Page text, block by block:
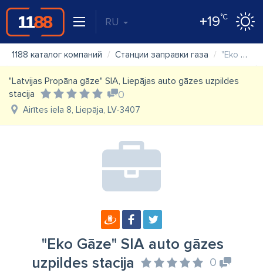
RU +19°C
1188 каталог компаний Станции заправки газа "Eko Gāze" SIA auto gāzes uzpildes stacija
"Latvijas Propāna gāze" SIA, Liepājas auto gāzes uzpildes
stacija
0
Airītes iela 8, Liepāja, LV-3407
"Eko Gāze" SIA auto gāzes
uzpildes stacija
0